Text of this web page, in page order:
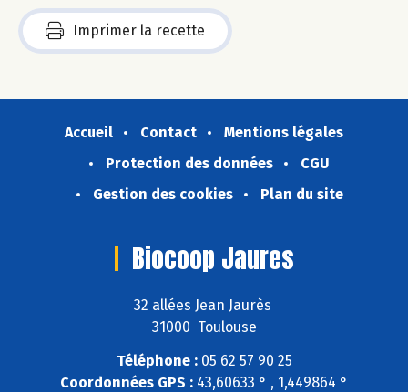
Imprimer la recette
Accueil Contact
Mentions légales
Protection des données
CGU
Gestion des cookies
Plan du site
Biocoop Jaures
32 allées Jean Jaurès
31000 Toulouse
Téléphone :05 62 57 90 25
Coordonnées GPS : 43,60633 ° , 1,449864 °